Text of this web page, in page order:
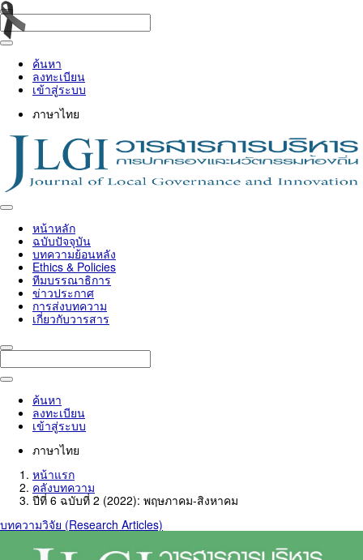
ค้นหา
ลงทะเบียน
เข้าสู่ระบบ
ภาษาไทย
Toggle
navigation
หน้าหลัก
ฉบับปัจจุบัน
บทความย้อนหลัง
Ethics & Policies
ทีมบรรณาธิการ
ข่าวประกาศ
การส่งบทความ
เกี่ยวกับวารสาร
ค้นหา
ลงทะเบียน
เข้าสู่ระบบ
ภาษาไทย
หน้าแรก
คลังบทความ
ปีที่ 6 ฉบับที่ 2 (2022): พฤษภาคม-สิงหาคม
บทความวิจัย (Research Articles)